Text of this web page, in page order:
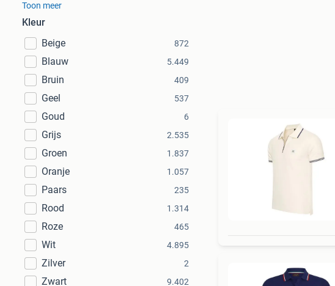
Toon meer
Kleur
Beige
872
Blauw 5.449
Bruin 409
Geel 537
Goud 6
Grijs 2.535
Groen 1.837
Oranje 1.057
Paars 235
Rood 1.314
Roze 465
Wit 4.895
Zilver 2
Zwart 9.402